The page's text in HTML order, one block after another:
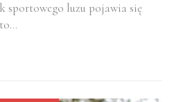
sportowego luzu pojawia się